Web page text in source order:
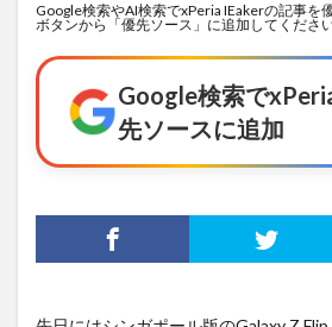
Google検索やAI検索でxPeria IEakerの記事を
ボタンから「優先ソース」に追加してください
Google検索で
先ソースに追加